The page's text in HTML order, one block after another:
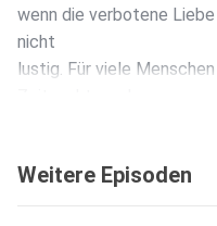
wenn die verbotene
nicht
lustig. Für viele
Ob sie wollen, oder nicht.
Weitere Episoden